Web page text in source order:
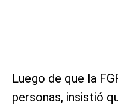
Luego de que la
personas, insistió